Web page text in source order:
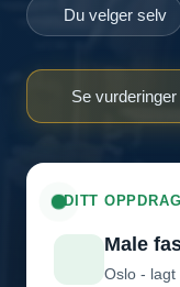
Du velger selv
Se
DITT
Male
Oslo - lagt